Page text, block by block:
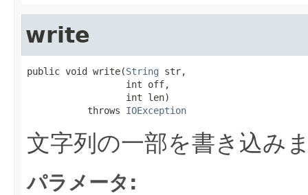
write
public void write(String str,
                  int off,
                  int len)
           throws
IOException
文字列の一部を書き込み
パラメータ: